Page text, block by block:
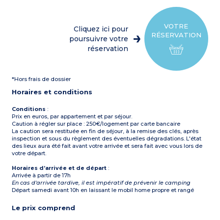
1 chambre avec 2 lits
simples (80x190 cm)
Salle de bain avec douche
extérieur
VOTRE
RÉSERVATION
Cliquez ici pour
poursuivre votre
réservation
*Hors frais de dossier
Horaires et conditions
Conditions :
Prix en euros, par appartement et par séjour.
Caution à régler sur place : 250€/logement par carte bancaire
La caution sera restituée en fin de séjour, à la remise des clés, après
inspection et sous du règlement des éventuelles dégradations. L'état
des lieux aura été fait avant votre arrivée et sera fait avec vous lors de
votre départ.
Horaires d’arrivée et de départ :
Arrivée à partir de 17h
En cas d'arrivée tardive, il est impératif de prévenir le camping
Départ samedi avant 10h en laissant le mobil home propre et rangé
Le prix comprend